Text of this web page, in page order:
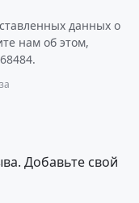
данных о
нам об этом,
Добавьте свой